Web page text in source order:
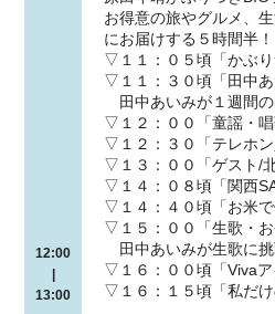
12:00
13:00
お得意の旅やグルメ、
にお届けする５時間半！
▽１１：０５頃「かぶり
▽１１：３０頃「田中あ
田中あいみが１週間の
▽１２：００「童謡・唱
▽１２：３０「テレホン
▽１３：００「ゲスト/
▽１４：０８頃「関西
▽１４：４０頃「お米で
▽１５：００「生歌・お
田中あいみが生歌に挑
▽１６：００頃「Vivaア
▽１６：１５頃「私だけ